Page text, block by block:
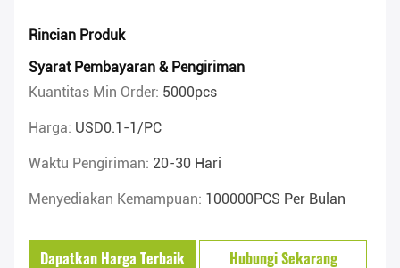
Rincian Produk
Syarat Pembayaran & Pengiriman
Kuantitas Min Order: 5000pcs
Harga: USD0.1-1/PC
Waktu Pengiriman: 20-30 Hari
Menyediakan Kemampuan: 100000PCS Per Bulan
Dapatkan Harga Terbaik Hubungi Sekarang